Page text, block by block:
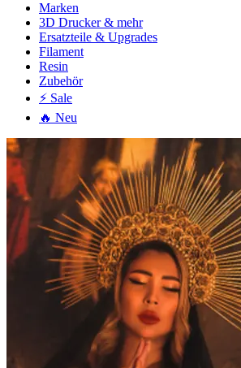
Marken
3D Drucker & mehr
Ersatzteile & Upgrades
Filament
Resin
Zubehör
⚡ Sale
🔥 Neu